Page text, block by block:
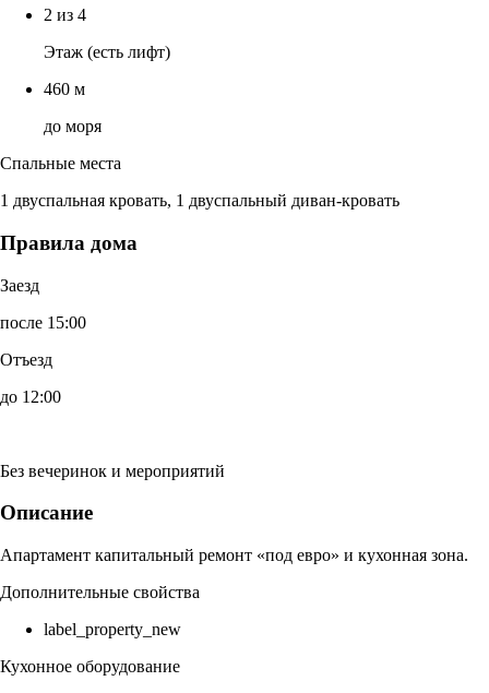
2 из 4
Этаж (есть лифт)
460 м
до моря
Спальные места
1 двуспальная кровать, 1 двуспальный диван-кровать
Правила дома
Заезд
после 15:00
Отъезд
до 12:00
Без вечеринок и мероприятий
Описание
Апартамент капитальный ремонт «под евро» и кухонная зона.
Дополнительные свойства
label_property_new
Кухонное оборудование